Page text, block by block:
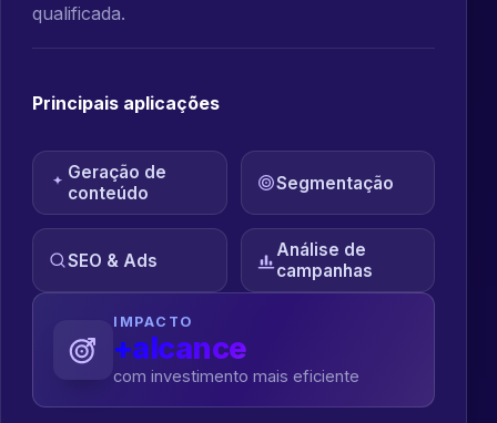
qualificada.
Principais aplicações
Geração de
conteúdo
Segmentação
SEO & Ads
Análise de
campanhas
IMPACTO
+alcance
com investimento mais eficiente